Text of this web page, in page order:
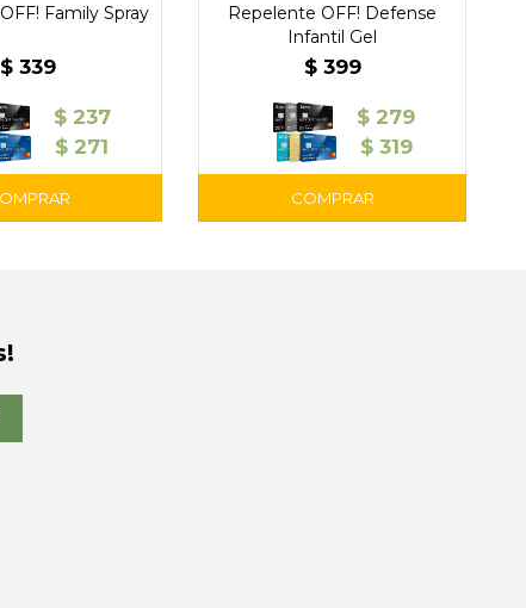
Family Spray
$ 339
$ 237
$ 271
Repelente OFF! Defense
Infantil Gel
$ 399
$ 279
$ 319